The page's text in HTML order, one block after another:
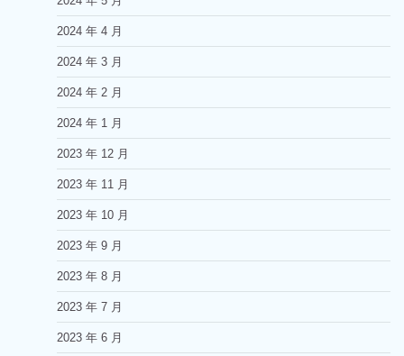
2024 年 4 月
2024 年 3 月
2024 年 2 月
2024 年 1 月
2023 年 12 月
2023 年 11 月
2023 年 10 月
2023 年 9 月
2023 年 8 月
2023 年 7 月
2023 年 6 月